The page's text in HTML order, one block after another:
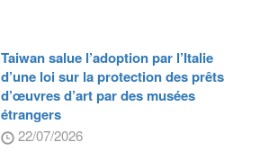
Taiwan salue l’adoption par l’Italie
d’une loi sur la protection des prêts
d’œuvres d’art par des musées
étrangers
22/07/2026